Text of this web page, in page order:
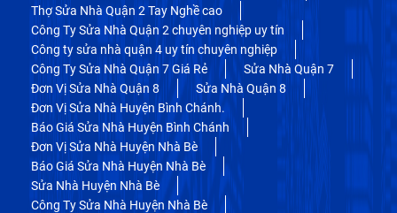
Thợ Sửa Nhà Quận 2 Tay Nghề cao
Công Ty Sửa Nhà Quận 2 chuyên nghiệp uy tín
Công ty sửa nhà quận 4 uy tín chuyên nghiệp
Công Ty Sửa Nhà Quận 7 Giá Rẻ
Sửa Nhà Quận 7
Đơn Vị Sửa Nhà Quận 8
Sửa Nhà Quận 8
Đơn Vị Sửa Nhà Huyện Bình Chánh.
Báo Giá Sửa Nhà Huyện Bình Chánh
Đơn Vị Sửa Nhà Huyện Nhà Bè
Báo Giá Sửa Nhà Huyện Nhà Bè
Sửa Nhà Huyện Nhà Bè
Công Ty Sửa Nhà Huyện Nhà Bè